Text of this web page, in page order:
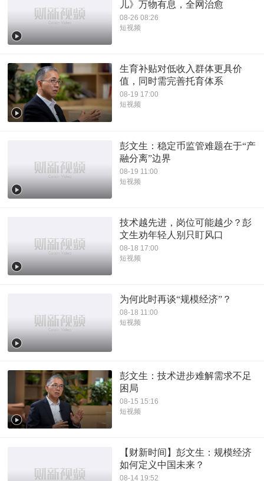
儿》万物有息，全网治愈
08-26 08:26
短视频
生育补贴对低收入群体更具价
值，同时需完善托育体系
08-19 17:00
短视频
彭文生：稳定币监管难题在于“产
融分离”边界
08-19 11:00
短视频
技术越先进，岗位可能越少？彭
文生劝年轻人别只盯风口
08-18 17:00
短视频
为何此时再谈“规模经济”？
08-18 11:00
短视频
彭文生：技术进步难解需求不足
困局
08-15 15:16
短视频
【财新时间】彭文生：规模经济
如何定义中国未来？
08-14 19:52